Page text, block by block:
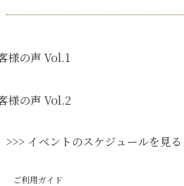
様の声 Vol.1
様の声 Vol.2
>>> イベントのスケジュールを見る
ご利用ガイド